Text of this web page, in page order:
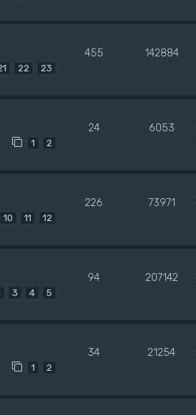
22 23
455 142884
1 2
24 6053
10 11 12
226 73971
3 4 5
94 207142
1 2
34 21254